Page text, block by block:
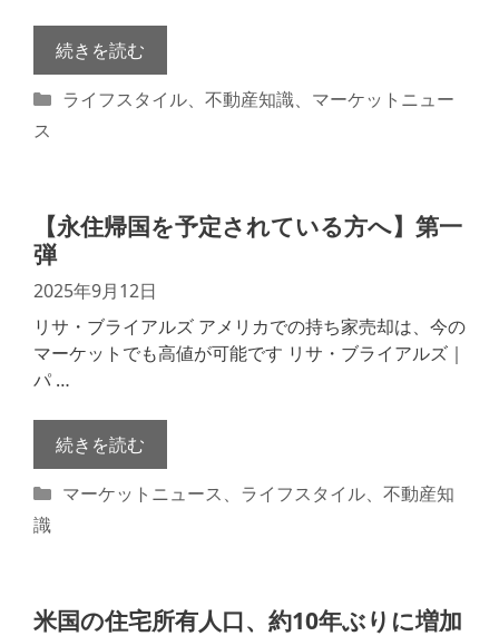
続きを読む
カ
ライフスタイル、 不動産知識、 マーケットニュー
ス
【永住帰国を予定されている方へ】第一
弾
2025年9月12日
リサ・ブライアルズ アメリカでの持ち家売却は、今の
マーケットでも高値が可能です リサ・ブライアルズ｜
パ …
続きを読む
カ
マーケットニュース、 ライフスタイル、 不動産知
識
米国の住宅所有人口、約10年ぶりに増加